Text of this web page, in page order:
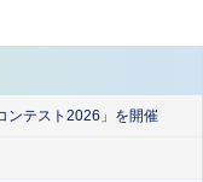
ンテスト2026」を開催